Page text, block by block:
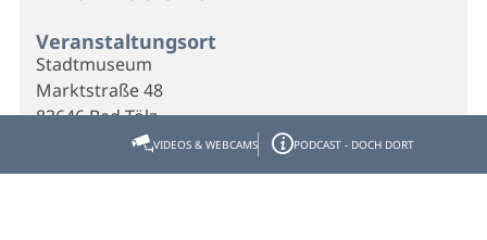
Veranstaltungsort
Stadtmuseum
Marktstraße 48
83646 Bad Tölz
VIDEOS & WEBCAMS PODCAST - DOCH DORT